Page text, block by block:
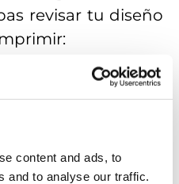
content and ads, to
and to analyse our traffic.
revisar tu diseño